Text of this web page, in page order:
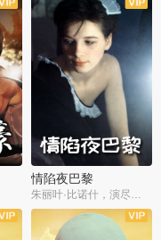
情陷夜巴黎